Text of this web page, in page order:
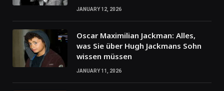
JANUARY 12, 2026
Oscar Maximilian Jackman: Alles,
was Sie über Hugh Jackmans Sohn
wissen müssen
JANUARY 11, 2026